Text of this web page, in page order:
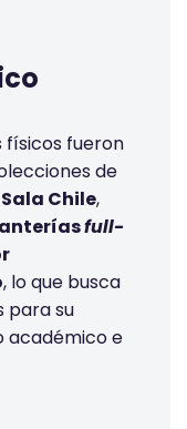
físicos fueron
de
Sala Chile,
full-
, lo que busca
para su
académico e